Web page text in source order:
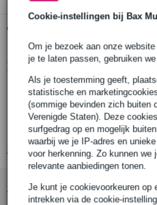
Cookie-instellingen bij Bax
Om je bezoek aan onze
je te laten passen, gebruiken
Als je toestemming geeft,
statistische en
(sommige bevinden zich buiten
Verenigde Staten). Deze
surfgedrag op en mogelijk
waarbij we je IP-adres en
voor herkenning. Zo kunnen we
relevante aanbiedingen tonen.
Je kunt je cookievoorkeuren op
intrekken via de cookie-
Productinformatie
Fender slagplaat voor moderne
kleur: wit
aantal lagen: 3 (wit/zwart/wit)
Bekijk alle productspecificaties
Accessoires (7)